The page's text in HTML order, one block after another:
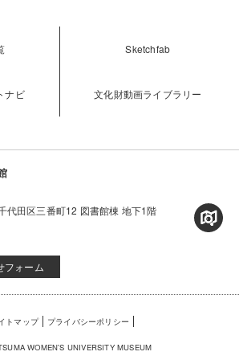
Sketchfab
ナビ 文化財動画ライブラリー
代田区三番町12 図書館棟 地下1階
フォーム
トマップ プライバシーポリシー
WOMEN'S UNIVERSITY MUSEUM